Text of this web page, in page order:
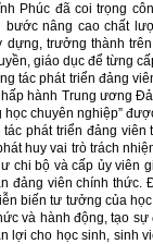
Phúc đã coi trọng
bước nâng cao chất
dựng, trưởng thành
giáo dục để từng
tác phát triển đảng
hành Trung ương
chuyên nghiệp”
phát triển đảng
huy vai trò trách
chi bộ và cấp ủy viên
đảng viên chính
biến tư tưởng của
và hành động, tạo
lợi cho học sinh, sinh